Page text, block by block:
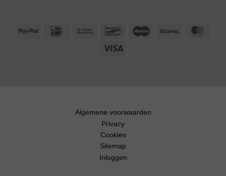
PayPal IDeal
Bank
BancontactMaestro Klarna
Algemene voorwaarden
Privacy
Cookies
Sitemap
Inloggen